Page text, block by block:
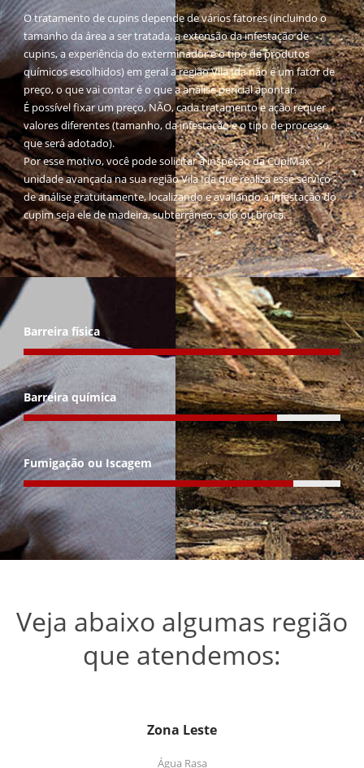
O tratamento de cupins depende de vários fatores (incluindo o
tamanho da área a ser tratada, a extensão da infestação de
cupins, a experiência do exterminador e o tipo de produtos
químicos escolhidos) em geral a região Vila Ida não é um fator de
preço, o que vai contar é o que a análise pericial apontar.
É possível fixar um preço, NÃO, cada tratamento e ação requer
valores diferentes (tamanho, da infestação e o tipo de processo
que será adotado).
Por esse motivo, você pode solicitar a inspeção da CupiMax
unidade avançada na sua região Vila Ida que realiza esse serviço
de análise gratuitamente, localizando e avaliando a infestação do
cupim seja ele de madeira, subterrâneo, solo ou broca.
Barreira física
Barreira química
Fumigação ou Iscagem
Veja abaixo algumas região
que atendemos:
Zona Leste
Água Rasa